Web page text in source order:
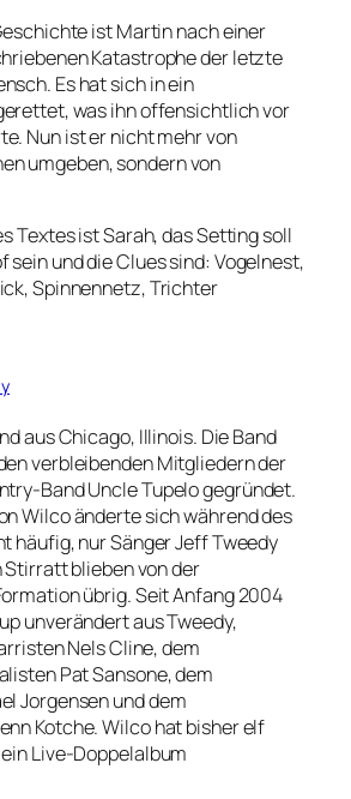
ist Martin nach einer
Katastrophe der letzte
Es hat sich in ein
was ihn offensichtlich vor
Nun ist er nicht mehr von
umgeben, sondern von
Textes ist Sarah, das Setting soll
sein und die Clues sind: Vogelnest,
Spinnennetz, Trichter
aus Chicago, Illinois. Die Band
verbleibenden Mitgliedern der
Band Uncle Tupelo gegründet.
Wilco änderte sich während des
häufig, nur Sänger Jeff Tweedy
Stirratt blieben von der
übrig. Seit Anfang 2004
unverändert aus Tweedy,
Nels Cline, dem
Pat Sansone, dem
Jorgensen und dem
Kotche. Wilco hat bisher elf
Live-Doppelalbum